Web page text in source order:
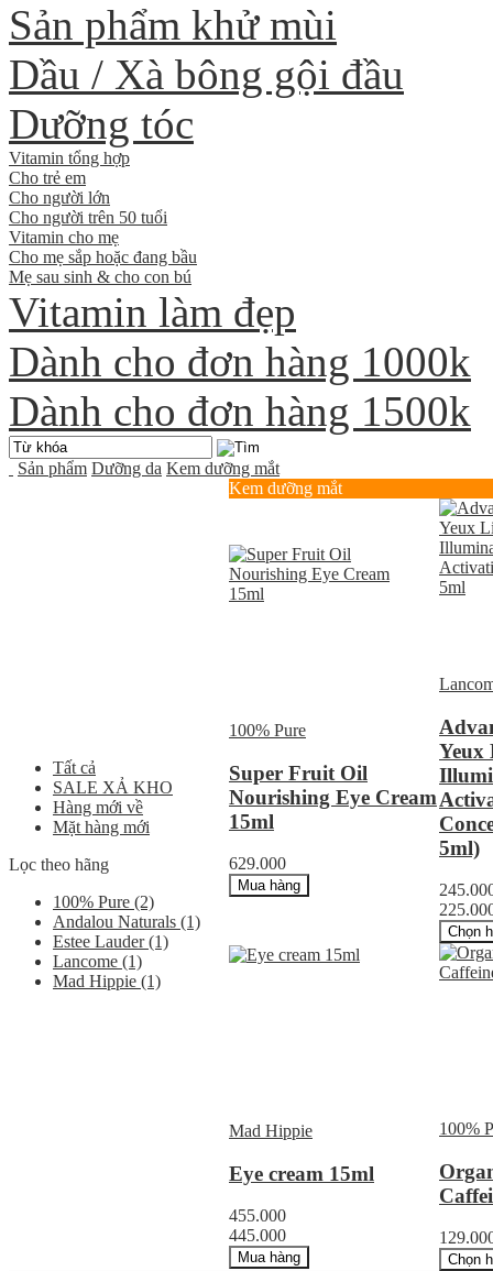
Sản phẩm khử mùi
Dầu / Xà bông gội đầu
Dưỡng tóc
Vitamin tổng hợp
Cho trẻ em
Cho người lớn
Cho người trên 50 tuổi
Vitamin cho mẹ
Cho mẹ sắp hoặc đang bầu
Mẹ sau sinh & cho con bú
Vitamin làm đẹp
Dành cho đơn hàng 1000k
Dành cho đơn hàng 1500k
Sản phẩm Dưỡng da Kem dưỡng mắt
Tất cả
SALE XẢ KHO
Hàng mới về
Mặt hàng mới
Lọc theo hãng
100% Pure (2)
Andalou Naturals (1)
Estee Lauder(1)
Lancome (1)
Mad Hippie (1)
Kem dưỡng mắt
100% Pure
Super Fruit Oil
Nourishing Eye Cream
15ml
629.000
Mua hàng
Yeux
5ml)
Chọn
Mad Hippie
Eye cream 15ml
455.000
445.000
Mua hàng
100%
Chọn